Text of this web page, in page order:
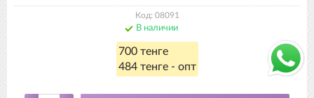
Код: 08091
В наличии
700 тенге
484 тенге - опт